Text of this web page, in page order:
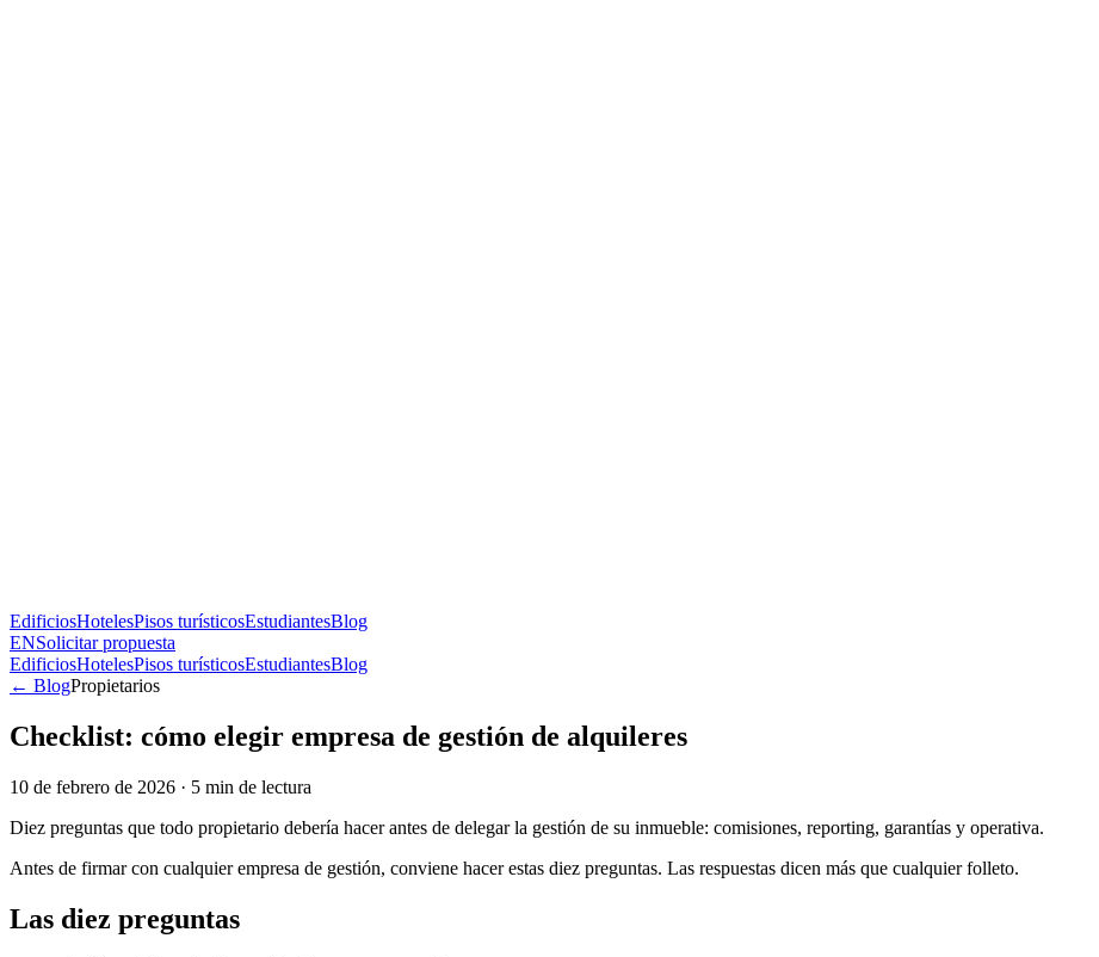
EdificiosHotelesPisos turísticosEstudiantesBlog
ENSolicitar propuesta
EdificiosHotelesPisos turísticosEstudiantesBlog
← BlogPropietarios
Checklist: cómo elegir empresa de gestión de alquileres
10 de febrero de 2026 · 5 min de lectura
Diez preguntas que todo propietario debería hacer antes de delegar la gestión de su inmueble: comisiones, reporting, garantías y operativa.
Antes de firmar con cualquier empresa de gestión, conviene hacer estas diez preguntas. Las respuestas dicen más que cualquier folleto.
Las diez preguntas